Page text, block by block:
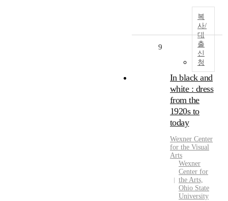
복
사/
대
출
신
청
9
In black and
white : dress
from the
1920s to
today
Wexner Center
for the Visual
Arts
Wexner
Center for
the Arts,
Ohio State
University